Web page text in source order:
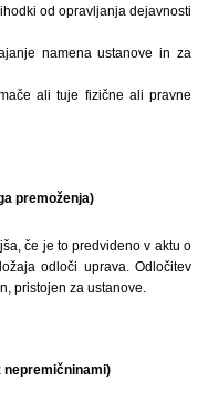
od opravljanja dejavnosti
namena ustanove in za
ali tuje fizične ali pravne
premoženja)
če je to predvideno v aktu o
odloči uprava. Odločitev
pristojen za ustanove.
nepremičninami)